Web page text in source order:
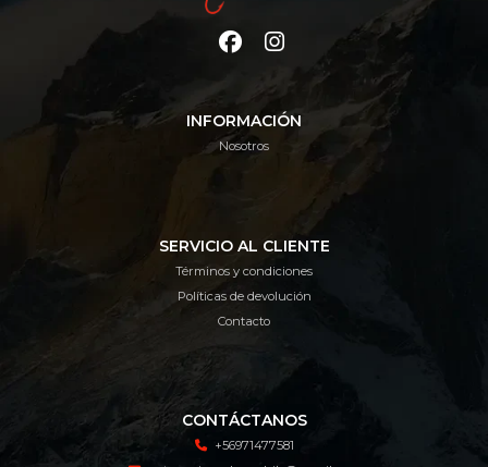
INFORMACIÓN
Nosotros
SERVICIO AL CLIENTE
Términos y condiciones
Políticas de devolución
Contacto
CONTÁCTANOS
+56971477581